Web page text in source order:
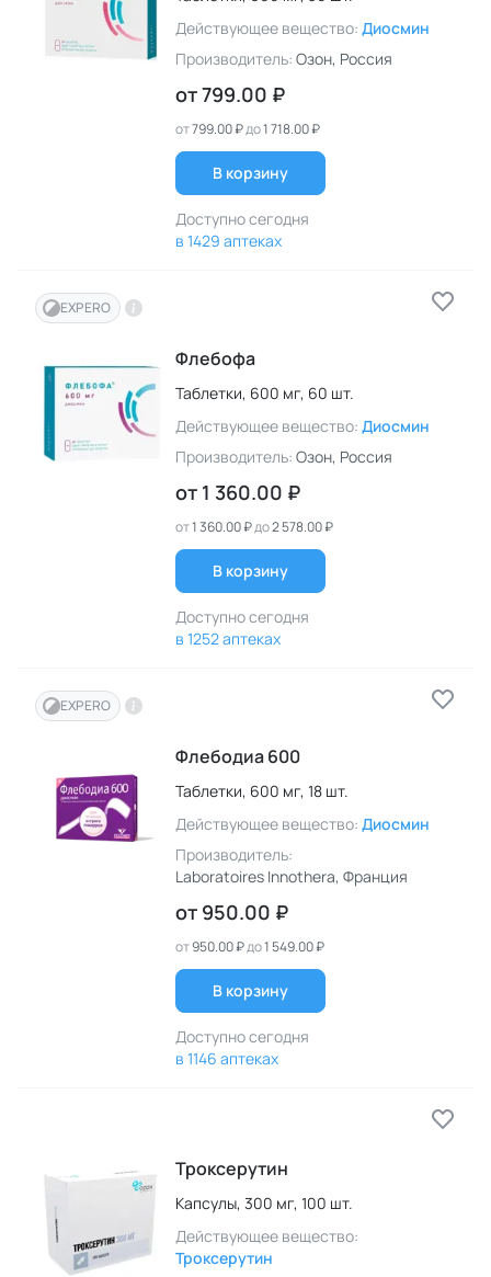
Действующее вещество: Диосмин
Производитель: Озон, Россия
от799.00 ₽
от799.00 ₽до1 718.00 ₽
В корзину
Доступно сегодня
в 1429 аптеках
EXPERO
Флебофа
Таблетки, 600 мг, 60 шт.
Действующее вещество: Диосмин
Производитель: Озон, Россия
от 1 360.00 ₽
от1 360.00 ₽до2 578.00 ₽
В корзину
Доступно сегодня
в 1252 аптеках
EXPERO
Флебодиа 600
Таблетки, 600 мг, 18 шт.
Действующее вещество: Диосмин
Производитель:
Laboratoires Innothera, Франция
от 950.00 ₽
от950.00 ₽до1 549.00 ₽
В корзину
Доступно сегодня
в 1146 аптеках
Троксерутин
Капсулы, 300 мг, 100 шт.
Действующее вещество:
Троксерутин